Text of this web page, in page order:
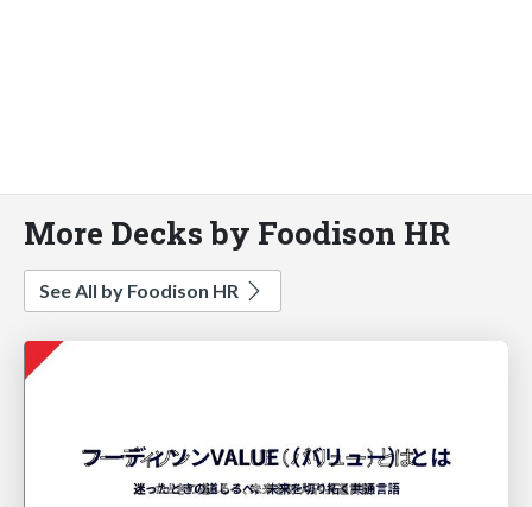
More Decks by Foodison HR
See All by Foodison HR